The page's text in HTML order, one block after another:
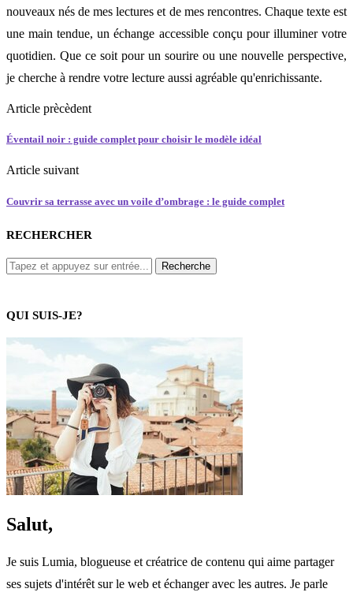
nouveaux nés de mes lectures et de mes rencontres. Chaque texte est
une main tendue, un échange accessible conçu pour illuminer votre
quotidien. Que ce soit pour un sourire ou une nouvelle perspective,
je cherche à rendre votre lecture aussi agréable qu'enrichissante.
Article prècèdent
Éventail noir : guide complet pour choisir le modèle idéal
Article suivant
Couvrir sa terrasse avec un voile d’ombrage : le guide complet
RECHERCHER
QUI SUIS-JE?
Salut,
Je suis Lumia, blogueuse et créatrice de contenu qui aime partager
ses sujets d'intérêt sur le web et échanger avec les autres. Je parle